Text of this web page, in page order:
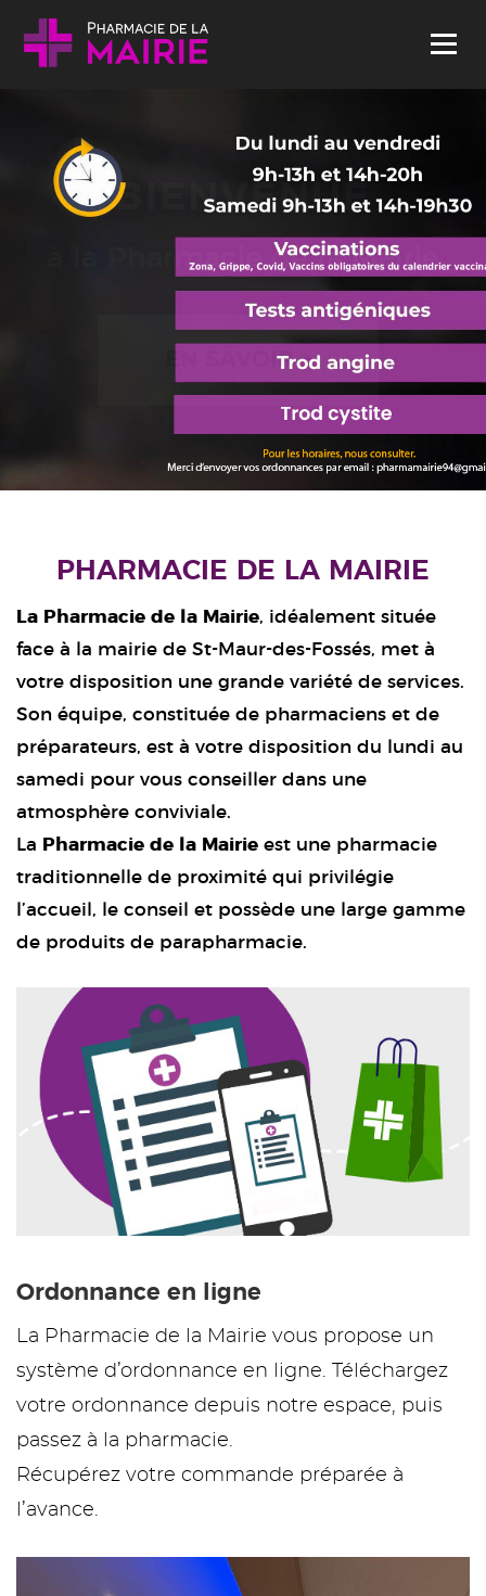
Skip to content
Menu
BIENVENUE
à la Pharmacie de la Mairie
EN SAVOIR +
PHARMACIE DE LA MAIRIE
La Pharmacie de la Mairie, idéalement située
face à la mairie de St-Maur-des-Fossés, met à
votre disposition une grande variété de services.
Son équipe, constituée de pharmaciens et de
préparateurs, est à votre disposition du lundi au
samedi pour vous conseiller dans une
atmosphère conviviale.
La
Pharmacie de la Mairie est une pharmacie
traditionnelle de proximité qui privilégie
l’accueil, le conseil et possède une large gamme
de produits de parapharmacie.
Ordonnance en ligne
La Pharmacie de la Mairie vous propose un
système d’ordonnance en ligne. Téléchargez
votre ordonnance depuis notre espace, puis
passez à la pharmacie.
Récupérez votre commande préparée à
l’avance.